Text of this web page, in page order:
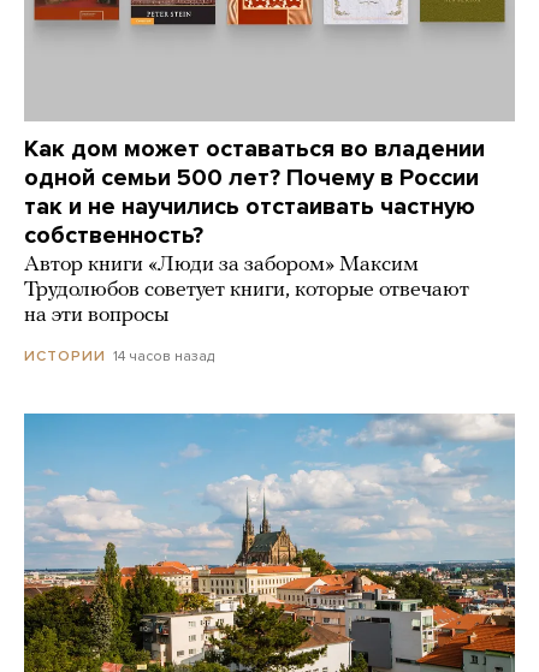
Как дом может оставаться во владении
одной семьи 500 лет? Почему в России
так и не научились отстаивать частную
собственность?
Автор книги «Люди за забором» Максим
Трудолюбов советует книги, которые отвечают
на эти вопросы
ИСТОРИИ 14 часов назад